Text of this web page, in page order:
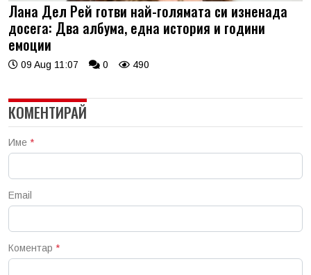
Лана Дел Рей готви най-голямата си изненада
досега: Два албума, една история и години
емоции
09 Aug 11:07 0 490
КОМЕНТИРАЙ
Име *
Email
Коментар *